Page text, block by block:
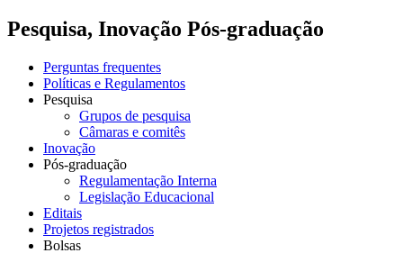
Pesquisa, Inovação Pós-graduação
Perguntas frequentes
Políticas e Regulamentos
Pesquisa
Grupos de pesquisa
Câmaras e comitês
Inovação
Pós-graduação
Regulamentação Interna
Legislação Educacional
Editais
Projetos registrados
Bolsas